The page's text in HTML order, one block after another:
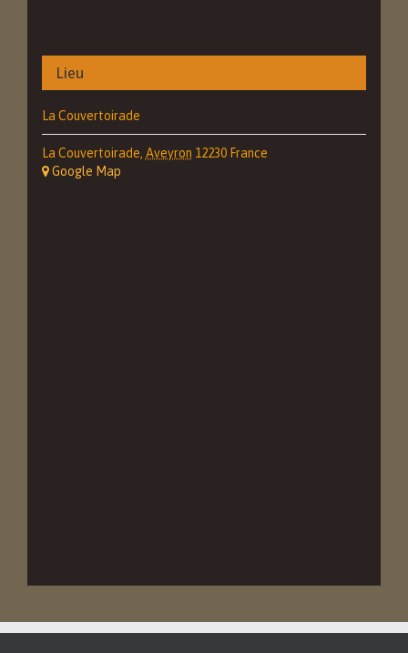
Lieu
La Couvertoirade
La Couvertoirade, Aveyron 12230 France
+ Google Map